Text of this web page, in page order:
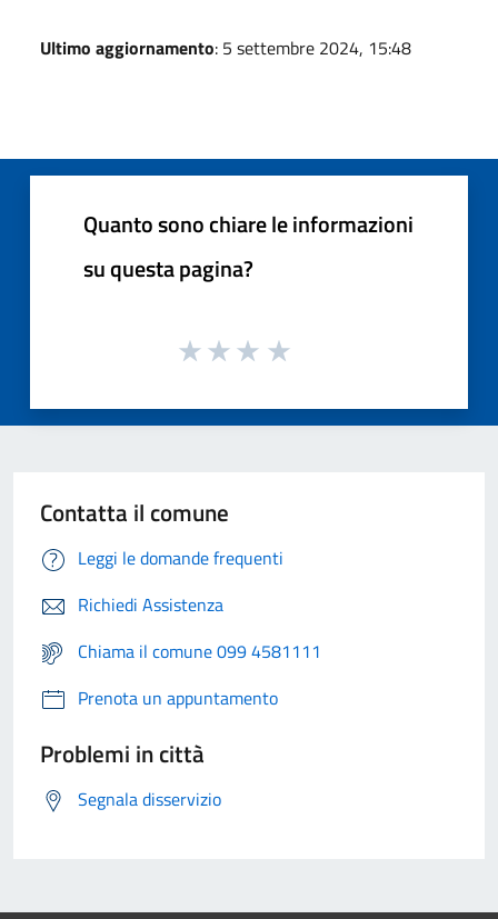
Ultimo aggiornamento: 5 settembre 2024, 15:48
Quanto sono chiare le informazioni
su questa pagina?
Contatta il comune
Leggi le domande frequenti
Richiedi Assistenza
Chiama il comune 099 4581111
Prenota un appuntamento
Problemi in città
Segnala disservizio